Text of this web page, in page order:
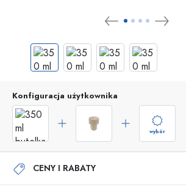
Konfiguracja użytkownika
wybór
CENY I RABATY